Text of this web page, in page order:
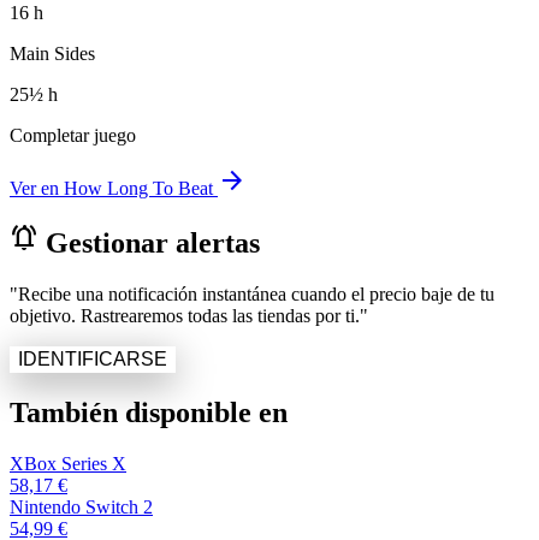
16 h
Main Sides
25½ h
Completar juego
Ver en How Long To Beat arrow_forward
notifications_active Gestionar alertas
"Recibe una notificación instantánea cuando el precio baje de tu
objetivo. Rastrearemos todas las tiendas por ti."
IDENTIFICARSE
También disponible en
XBox Series X
58,17 €
Nintendo Switch 2
54,99 €